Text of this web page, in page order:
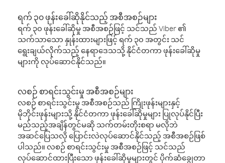
ရက် ၃၀ ဖုန်းခေါ်ဆိုနိုင်သည့် အစီအစဉ်များ
ရက် ၃၀ ဖုန်းခေါ်ဆိုမှု အစီအစဉ်ဖြင့် သင်သည် Viber ၏
သက်သာသော နှုန်းထားများဖြင့် ရက် ၃၀ အတွင်း သင်
ရွေးချယ်လိုက်သည့် နေရာဒေသသို့ နိုင်ငံတကာ ဖုန်းခေါ်ဆိုမှု
များကို လုပ်ဆောင်နိုင်သည်။
လစဉ် စာရင်းသွင်းမှု အစီအစဉ်များ
လစဉ် စာရင်းသွင်းမှု အစီအစဉ်သည် ကြိုးဖုန်းများနှင့်
မိုဘိုင်းဖုန်းများသို့ နိုင်ငံတကာ ဖုန်းခေါ်ဆိုမှုများ ပြုလုပ်နိုင်ပြီး
မည်သည့်အချိန်တွင်မဆို သက်တမ်းတိုးစရာ မလိုဘဲ
အဆင်ပြေသလို ပြောင်းလဲလုပ်ဆောင်နိုင်သည့် အစီအစဉ်ဖြစ်
ပါသည်။ လစဉ် စာရင်းသွင်းမှု အစီအစဉ်ဖြင့် သင်သည်
လုပ်ဆောင်ထားပြီးသော ဖုန်းခေါ်ဆိုမှုများတွင် ပိုက်ဆံချွေတာ